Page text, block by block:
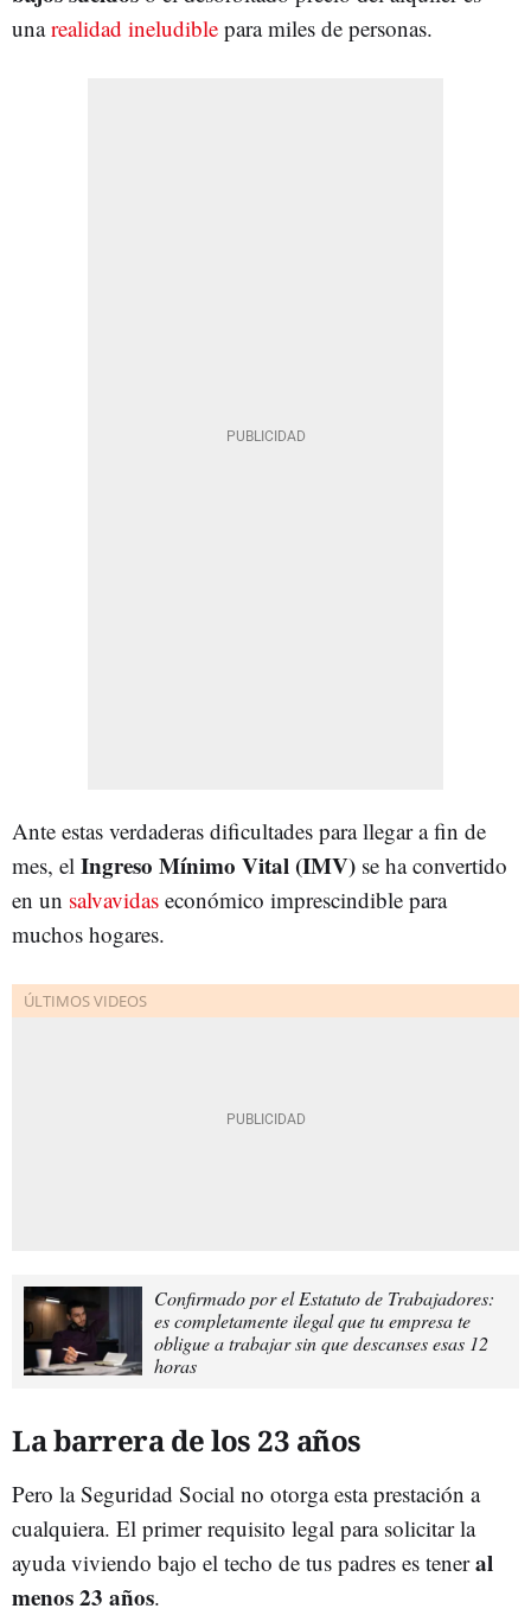
unarealidad ineludible para miles de personas.
Ante estas verdaderas dificultades para llegar a fin de
mes, el Ingreso Mínimo Vital (IMV) se ha convertido
en un salvavidas económico imprescindible para
muchos hogares.
Confirmado por el Estatuto de Trabajadores:
es completamente ilegal que tu empresa te
obligue a trabajar sin que descanses esas 12
horas
La barrera de los 23 años
Pero la Seguridad Social no otorga esta prestación a
cualquiera. El primer requisito legal para solicitar la
ayuda viviendo bajo el techo de tus padres es teneral
menos 23 años.